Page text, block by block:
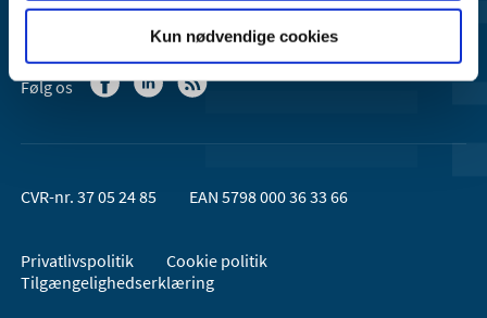
Kun nødvendige cookies
Følg os
CVR-nr. 37 05 24 85 EAN 5798 000 36 33 66
Privatlivspolitik
Cookie politik
Tilgængelighedserklæring